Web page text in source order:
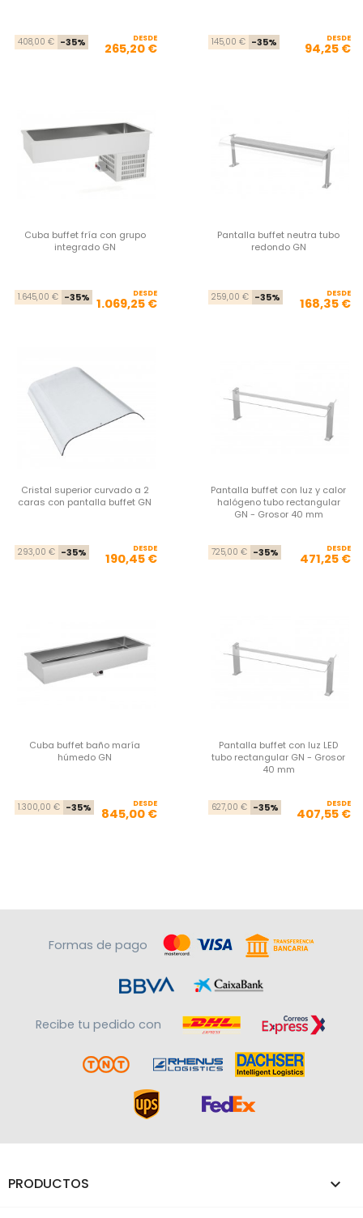
Precio base
408,00 € -35% Precio
DESDE
265,20 € 145,00 € -35% DESDE
94,25 €
Cuba buffet fría con grupo
integrado GN
Precio base
1.645,00 € -35% Precio
DESDE
1.069,25 €
Pantalla buffet neutra tubo
redondo GN
259,00 € -35% DESDE
168,35 €
Cristal superior curvado a 2
caras con pantalla buffet GN
Precio base
293,00 € -35% Precio
DESDE
190,45 €
Pantalla buffet con luz y calor
halógeno tubo rectangular
GN - Grosor 40 mm
725,00 € -35% DESDE
471,25 €
Cuba buffet baño maría
húmedo GN
Precio base
1.300,00 € -35% Precio
DESDE
845,00 €
Pantalla buffet con luz LED
tubo rectangular GN - Grosor
40 mm
627,00 € -35% DESDE
407,55 €
Formas de pago
Recibe tu pedido con
PRODUCTOS 